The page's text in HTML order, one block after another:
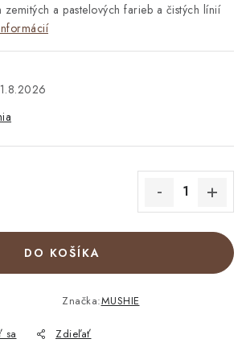
a pastelových farieb a čistých línií
DO KOŠÍKA
Značka:MUSHIE
sa Zdieľať